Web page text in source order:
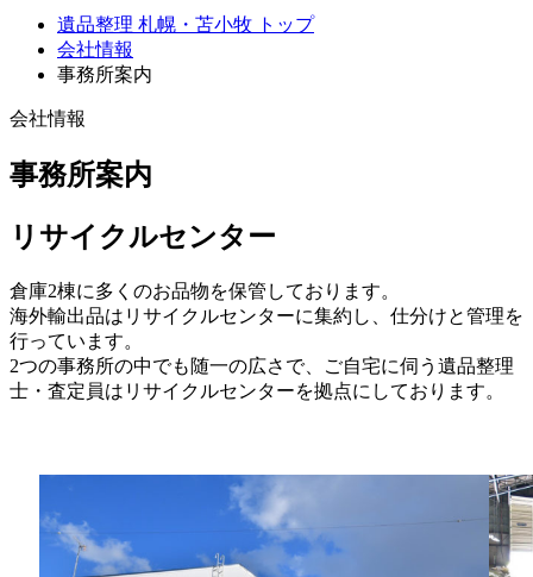
遺品整理 札幌・苫小牧 トップ
会社情報
事務所案内
会社情報
事務所案内
リサイクルセンター
倉庫2棟に多くのお品物を保管しております。
海外輸出品はリサイクルセンターに集約し、仕分けと管理を
行っています。
2つの事務所の中でも随一の広さで、ご自宅に伺う遺品整理
士・査定員はリサイクルセンターを拠点にしております。